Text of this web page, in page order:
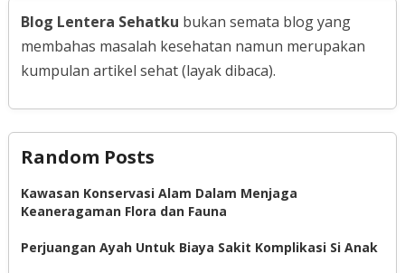
Blog Lentera Sehatku bukan semata blog yang
membahas masalah kesehatan namun merupakan
kumpulan artikel sehat (layak dibaca).
Random Posts
Kawasan Konservasi Alam Dalam Menjaga
Keaneragaman Flora dan Fauna
Perjuangan Ayah Untuk Biaya Sakit Komplikasi Si Anak